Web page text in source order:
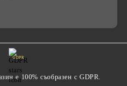
GDPR
е 100% съобразен с GDPR.